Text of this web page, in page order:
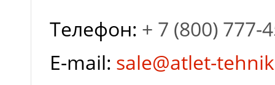
Телефон: + 7 (800) 777-
E-mail: sale@atlet-